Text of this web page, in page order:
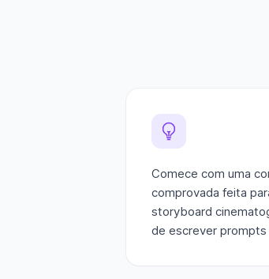
Comece com uma
comprovada feita
storyboard
de escrever prompts